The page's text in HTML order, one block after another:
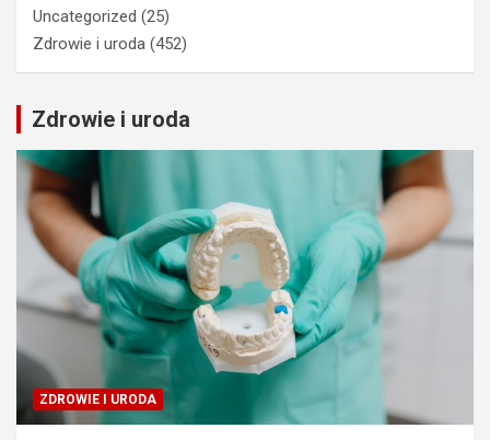
Uncategorized (25)
Zdrowie i uroda (452)
Zdrowie i uroda
ZDROWIE I URODA